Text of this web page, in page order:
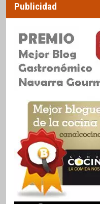
Publicidad